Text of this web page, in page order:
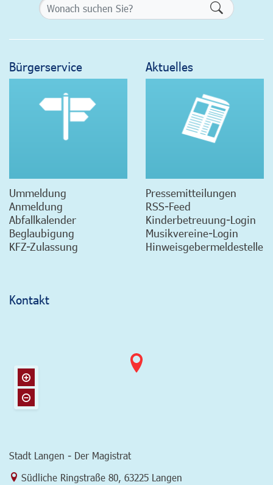
Bürgerservice
Ummeldung
Anmeldung
Abfallkalender
Beglaubigung
KFZ-Zulassung
Aktuelles
Pressemitteilungen
RSS-Feed
Kinderbetreuung-Login
Musikvereine-Login
Hinweisgebermeldestelle
Kontakt
Stadt Langen - Der Magistrat
Link zur Google-Maps Navigation
Südliche Ringstraße 80 63225 Langen